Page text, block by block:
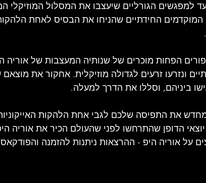
למפגשים הגורליים שיעצבו את המסלול
המוקדמים החידתיים שהניחו את הבסיס לאחת
הפחות מוכרים של שנותיה המעצבות של אוריה
ונזרעו זרעים לגדולה מוזיקלית. אחקור את
ביניהם, וסללו את הדרך למעלה.
את התפיסה שלכם לגבי אחת הלהקות
הדופן שהתרחשו לפני שהעולם הכיר את אוריה
על אוריה היפ - ההרצאות ניתנות להזמנה